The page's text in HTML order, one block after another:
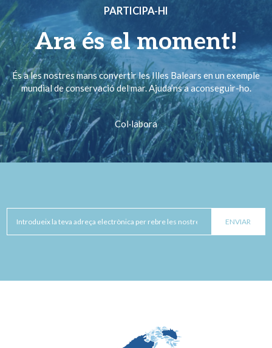
PARTICIPA-HI
Ara és el moment!
És a les nostres mans convertir les Illes Balears en un exemple
mundial de conservació del mar. Ajuda’ns a aconseguir-ho.
Col·labora